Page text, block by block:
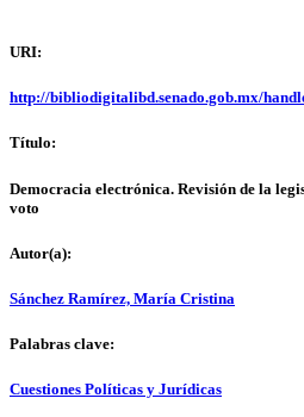
URI:
http://bibliodigitalibd.senado.gob.mx/
Título:
Democracia electrónica. Revisión de la
voto
Autor(a):
Sánchez Ramírez, María Cristina
Palabras clave:
Cuestiones Políticas y Jurídicas